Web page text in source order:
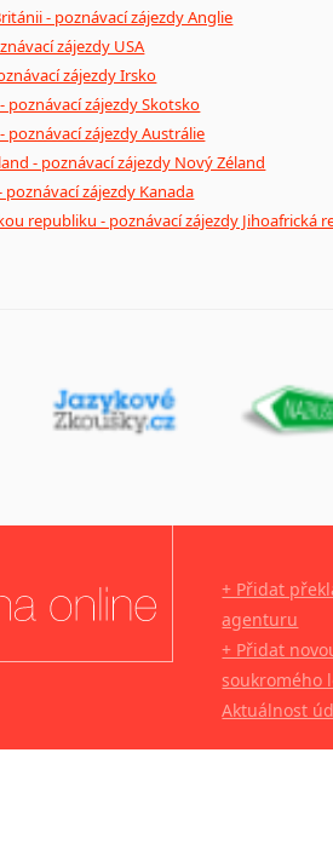
- poznávací zájezdy Anglie
zájezdy USA
zájezdy Irsko
poznávací zájezdy Skotsko
poznávací zájezdy Austrálie
- poznávací zájezdy Nový Zéland
zájezdy Kanada
republiku - poznávací zájezdy Jihoafrická
+ Přidat
agenturu
+ Přidat
soukromého
Aktuálnost